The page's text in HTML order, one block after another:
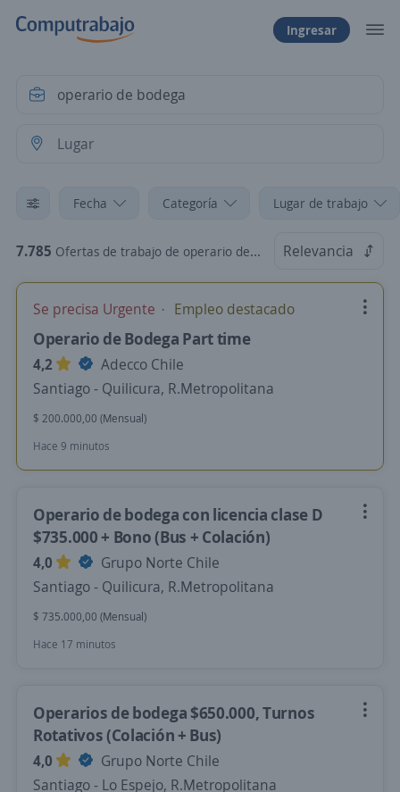
Ingresar
Fecha Categoría Lugar de trabajo
7.785 Ofertas de trabajo de operario de bodega en Chile Relevancia
Se precisa Urgente Empleo destacado
Operario de Bodega Part time
4,2
Adecco Chile
Santiago - Quilicura, R.Metropolitana
$ 200.000,00 (Mensual)
Hace 9 minutos
Operario de bodega con licencia clase D
$735.000 + Bono (Bus + Colación)
4,0
Grupo Norte Chile
Santiago - Quilicura, R.Metropolitana
$ 735.000,00 (Mensual)
Hace 17 minutos
Operarios de bodega $650.000, Turnos
Rotativos (Colación + Bus)
4,0
Grupo Norte Chile
Santiago - Lo Espejo, R.Metropolitana